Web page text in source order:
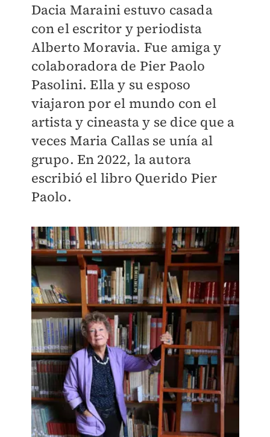
Dacia Maraini estuvo casada
con el escritor y periodista
Alberto Moravia. Fue amiga y
colaboradora de Pier Paolo
Pasolini. Ella y su esposo
viajaron por el mundo con el
artista y cineasta y se dice que a
veces Maria Callas se unía al
grupo. En 2022, la autora
escribió el libro Querido Pier
Paolo.